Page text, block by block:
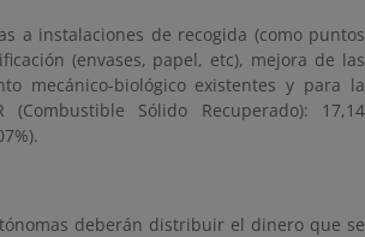
a instalaciones de recogida (como puntos
(envases, papel, etc), mejora de las
mecánico-biológico existentes y para la
(Combustible Sólido Recuperado): 17,14
deberán distribuir el dinero que se